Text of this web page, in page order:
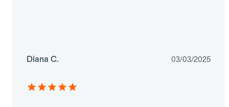
Diana C. 03/03/2025